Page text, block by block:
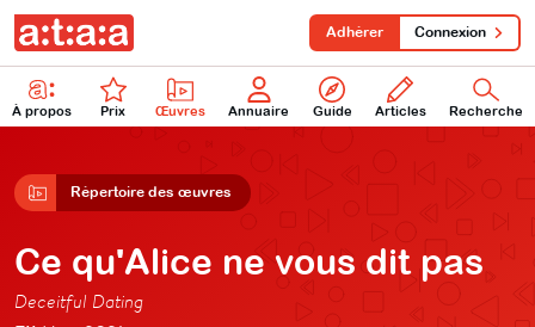
À propos Prix Œuvres Annuaire Guide Articles Recherche
Adhérer Connexion
Répertoire des œuvres
Ce qu'Alice ne vous dit pas
Deceitful Dating